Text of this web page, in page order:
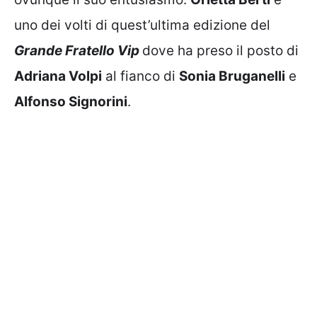
uno dei volti di quest’ultima edizione del
Grande Fratello Vip dove ha preso il posto di
Adriana Volpi al fianco di Sonia Bruganelli e
Alfonso Signorini.